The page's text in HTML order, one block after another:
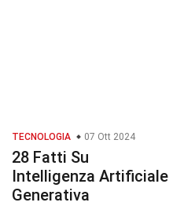
TECNOLOGIA 07 Ott 2024
28 Fatti Su
Intelligenza Artificiale
Generativa